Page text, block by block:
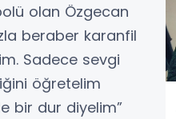
olan Özgecan
beraber karanfil
Sadece sevgi
öğretelim
bir dur diyelim”